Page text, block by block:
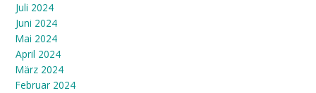
Juli 2024
Juni 2024
Mai 2024
April 2024
März 2024
Februar 2024